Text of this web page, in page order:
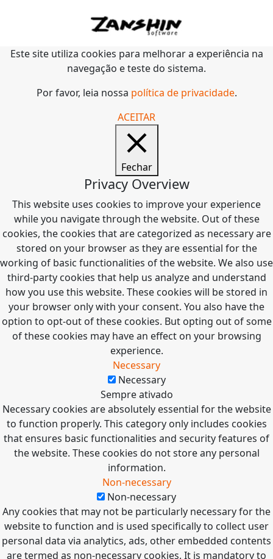
Este site utiliza cookies para melhorar a experiência na
navegação e teste do sistema.
Por favor, leia nossa política de privacidade.
ACEITAR
Fechar
Privacy Overview
This website uses cookies to improve your experience
while you navigate through the website. Out of these
cookies, the cookies that are categorized as necessary are
stored on your browser as they are essential for the
working of basic functionalities of the website. We also use
third-party cookies that help us analyze and understand
how you use this website. These cookies will be stored in
your browser only with your consent. You also have the
option to opt-out of these cookies. But opting out of some
of these cookies may have an effect on your browsing
experience.
Necessary
Necessary
Sempre ativado
Necessary cookies are absolutely essential for the website
to function properly. This category only includes cookies
that ensures basic functionalities and security features of
the website. These cookies do not store any personal
information.
Non-necessary
Non-necessary
Any cookies that may not be particularly necessary for the
website to function and is used specifically to collect user
personal data via analytics, ads, other embedded contents
are termed as non-necessary cookies. It is mandatory to